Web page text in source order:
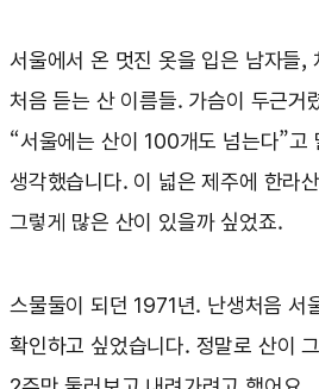
서울에서 온 멋진 옷을 입은 남자들,
처음 듣는 산 이름들. 가슴이 두근거
“서울에는 산이 100개도 넘는다”고
생각했습니다. 이 넓은 제주에 한라
그렇게 많은 산이 있을까 싶었죠.
스물둘이 되던 1971년. 난생처음 서
확인하고 싶었습니다. 정말로 산이